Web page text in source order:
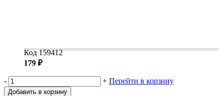
Код 159412
179 ₽
- + Перейти в корзину
Добавить в корзину